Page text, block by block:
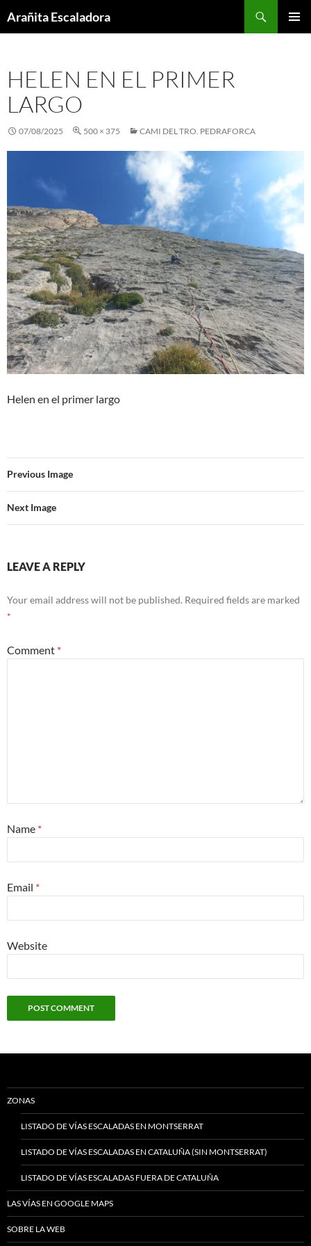
toArañita Escaladora
HELEN EN EL PRIMER
LARGO
07/08/2025 500 × 375 CAMI DEL TRO. PEDRAFORCA
Helen en el primer largo
Previous Image
Next Image
LEAVE A REPLY
Your email address will not be published. Required fields are marked
*
Comment *
Name *
Email *
Website
ZONAS
LISTADO DE VÍAS ESCALADAS EN MONTSERRAT
LISTADO DE VÍAS ESCALADAS EN CATALUÑA (SIN MONTSERRAT)
LISTADO DE VÍAS ESCALADAS FUERA DE CATALUÑA
LAS VÍAS EN GOOGLE MAPS
SOBRE LA WEB